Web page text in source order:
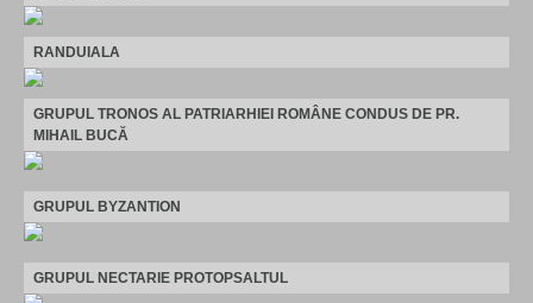
RANDUIALA
GRUPUL TRONOS AL PATRIARHIEI ROMÂNE CONDUS DE PR.
MIHAIL BUCĂ
GRUPUL BYZANTION
GRUPUL NECTARIE PROTOPSALTUL